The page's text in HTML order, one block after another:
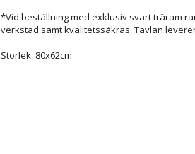
*Vid beställning med exklusiv svart träram
verkstad samt kvalitetssäkras. Tavlan
Storlek: 80x62cm